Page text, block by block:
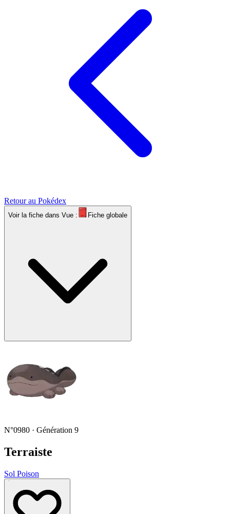
Retour au Pokédex
Voir la fiche dans Vue : Fiche globale
N°0980 · Génération 9
Terraiste
Sol Poison